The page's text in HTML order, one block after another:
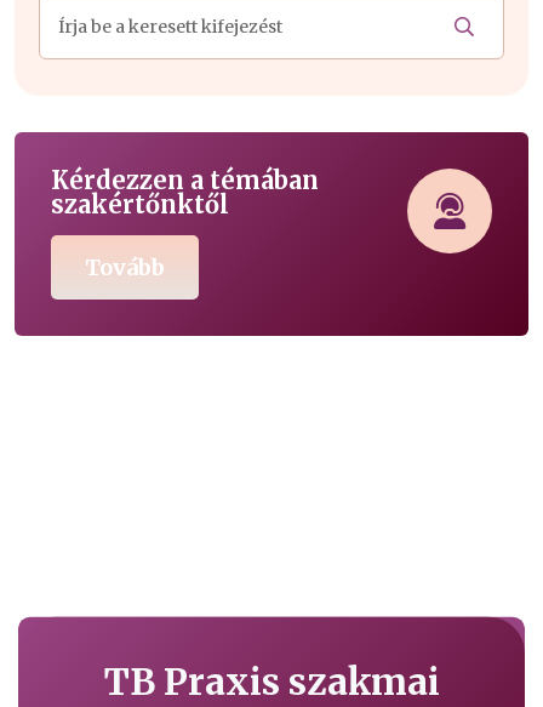
Kérdezzen a témában
szakértőnktől
Tovább
TB Praxis szakmai